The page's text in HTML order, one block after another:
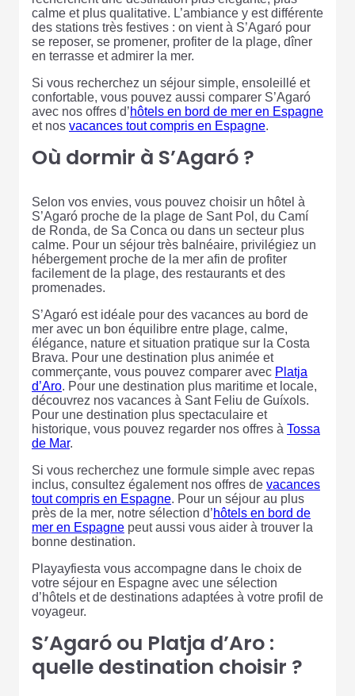
calme et plus qualitative. L’ambiance y est différente
des stations très festives : on vient à S’Agaró pour
se reposer, se promener, profiter de la plage, dîner
en terrasse et admirer la mer.
Si vous recherchez un séjour simple, ensoleillé et
confortable, vous pouvez aussi comparer S’Agaró
avec nos offres d’hôtels en bord de mer en Espagne
et nos vacances tout compris en Espagne.
Où dormir à S’Agaró ?
Selon vos envies, vous pouvez choisir un hôtel à
S’Agaró proche de la plage de Sant Pol, du Camí
de Ronda, de Sa Conca ou dans un secteur plus
calme. Pour un séjour très balnéaire, privilégiez un
hébergement proche de la mer afin de profiter
facilement de la plage, des restaurants et des
promenades.
S’Agaró est idéale pour des vacances au bord de
mer avec un bon équilibre entre plage, calme,
élégance, nature et situation pratique sur la Costa
Brava. Pour une destination plus animée et
commerçante, vous pouvez comparer avec Platja
d’Aro. Pour une destination plus maritime et locale,
découvrez nos vacances à Sant Feliu de Guíxols.
Pour une destination plus spectaculaire et
historique, vous pouvez regarder nos offres à Tossa
de Mar.
Si vous recherchez une formule simple avec repas
inclus, consultez également nos offres de vacances
tout compris en Espagne. Pour un séjour au plus
près de la mer, notre sélection d’hôtels en bord de
mer en Espagne peut aussi vous aider à trouver la
bonne destination.
Playayfiesta vous accompagne dans le choix de
votre séjour en Espagne avec une sélection
d’hôtels et de destinations adaptées à votre profil de
voyageur.
S’Agaró ou Platja d’Aro :
quelle destination choisir ?